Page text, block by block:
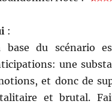
:
base du scénario
une
et donc de
et brutal.